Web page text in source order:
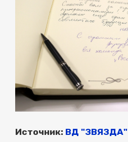
Источник: ВД "ЗВЯЗДА"